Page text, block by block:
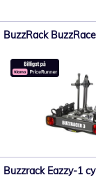
BuzzRack
Buzzrack Eazzy-1